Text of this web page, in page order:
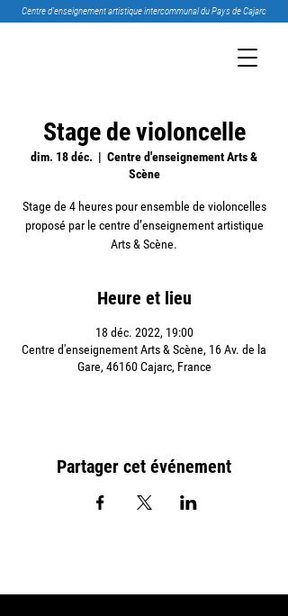
Centre d’enseignement artistique intercommunal du Pays de Cajarc
Stage de violoncelle
dim. 18 déc.
  |
Centre d'enseignement Arts &
Scène
Stage de 4 heures pour ensemble de violoncelles
proposé par le centre d’enseignement artistique
Arts & Scène.
Heure et lieu
18 déc. 2022, 19:00
Centre d'enseignement Arts & Scène, 16 Av. de la
Gare, 46160 Cajarc, France
Partager cet événement